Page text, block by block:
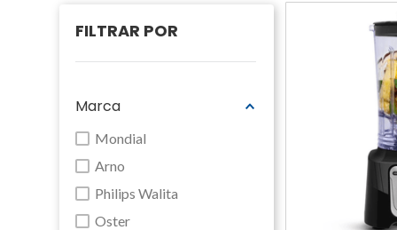
Marca
Mondial
Arno
Philips Walita
Oster